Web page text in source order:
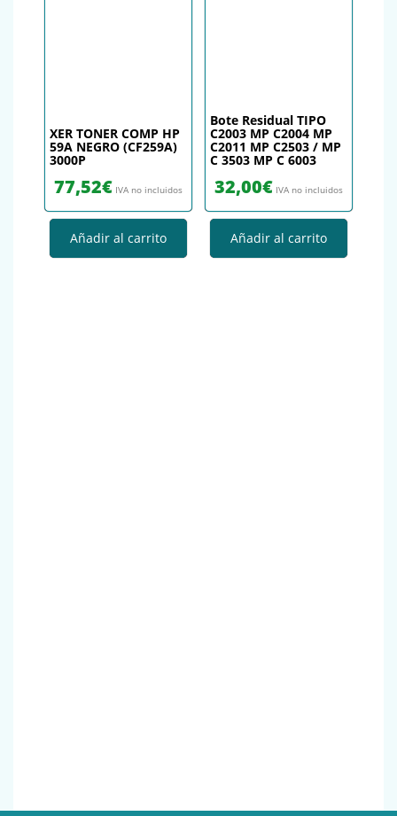
XER TONER COMP HP
59A NEGRO (CF259A)
3000P
77,52€ IVA no incluidos
Añadir al carrito
Bote Residual TIPO
C2003 MP C2004 MP
C2011 MP C2503 / MP
C 3503 MP C 6003
32,00€ IVA no incluidos
Añadir al carrito